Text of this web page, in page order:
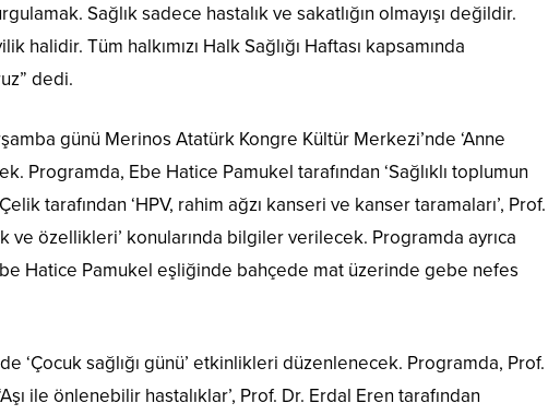
Sağlık sadece hastalık ve sakatlığın olmayışı değildir.
Tüm halkımızı Halk Sağlığı Haftası kapsamında
dedi.
günü Merinos Atatürk Kongre Kültür Merkezi’nde ‘Anne
Programda, Ebe Hatice Pamukel tarafından ‘Sağlıklı toplumun
tarafından ‘HPV, rahim ağzı kanseri ve kanser taramaları’, Prof.
ve özellikleri’ konularında bilgiler verilecek. Programda ayrıca
Hatice Pamukel eşliğinde bahçede mat üzerinde gebe nefes
‘Çocuk sağlığı günü’ etkinlikleri düzenlenecek. Programda, Prof.
ile önlenebilir hastalıklar’, Prof. Dr. Erdal Eren tarafından